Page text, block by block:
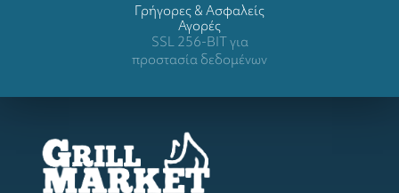
Γρήγορες & Ασφαλείς
Αγορές
SSL 256-BIT για
προστασία δεδομένων